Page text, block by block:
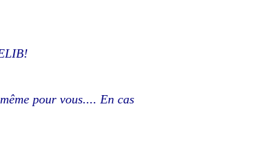
pour vous.... En cas